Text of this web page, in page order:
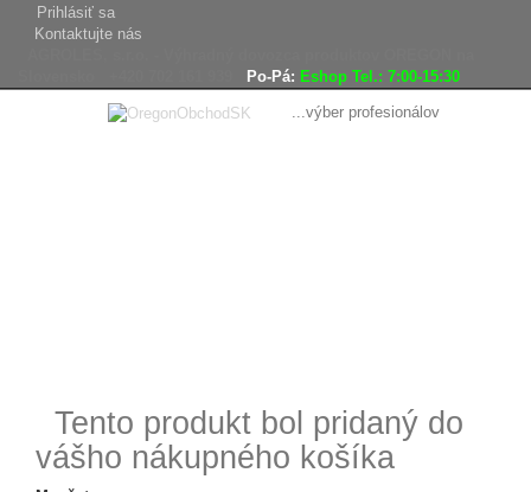
Prihlásiť sa
Kontaktujte nás
Po-Pá: Eshop Tel.: 7:00-15:30
...výber profesionálov
Tento produkt bol pridaný do
vášho nákupného košíka